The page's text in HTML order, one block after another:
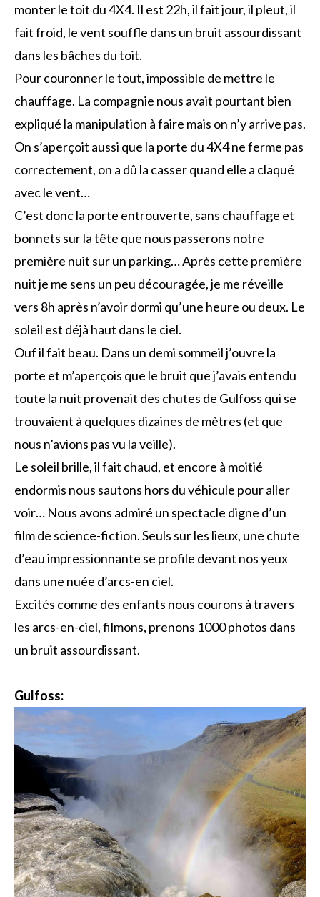
monter le toit du 4X4. Il est 22h, il fait jour, il pleut, il
fait froid, le vent souffle dans un bruit assourdissant
dans les bâches du toit.
Pour couronner le tout, impossible de mettre le
chauffage. La compagnie nous avait pourtant bien
expliqué la manipulation à faire mais on n’y arrive pas.
On s’aperçoit aussi que la porte du 4X4 ne ferme pas
correctement, on a dû la casser quand elle a claqué
avec le vent…
C’est donc la porte entrouverte, sans chauffage et
bonnets sur la tête que nous passerons notre
première nuit sur un parking… Après cette première
nuit je me sens un peu découragée, je me réveille
vers 8h après n’avoir dormi qu’une heure ou deux. Le
soleil est déjà haut dans le ciel.
Ouf il fait beau. Dans un demi sommeil j’ouvre la
porte et m’aperçois que le bruit que j’avais entendu
toute la nuit provenait des chutes de Gulfoss qui se
trouvaient à quelques dizaines de mètres (et que
nous n’avions pas vu la veille).
Le soleil brille, il fait chaud, et encore à moitié
endormis nous sautons hors du véhicule pour aller
voir… Nous avons admiré un spectacle digne d’un
film de science-fiction. Seuls sur les lieux, une chute
d’eau impressionnante se profile devant nos yeux
dans une nuée d’arcs-en ciel.
Excités comme des enfants nous courons à travers
les arcs-en-ciel, filmons, prenons 1000 photos dans
un bruit assourdissant.
Gulfoss: